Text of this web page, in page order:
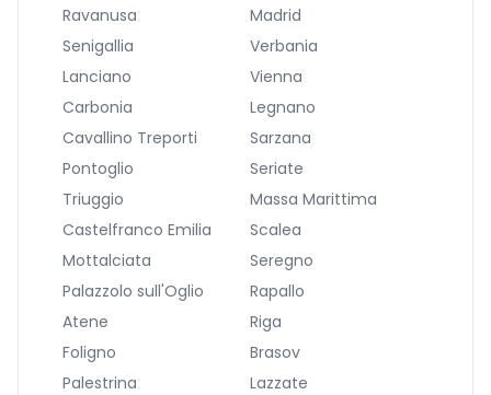
Ravanusa
Madrid
Senigallia
Verbania
Lanciano
Vienna
Carbonia
Legnano
Cavallino Treporti
Sarzana
Pontoglio
Seriate
Triuggio
Massa Marittima
Castelfranco Emilia
Scalea
Mottalciata
Seregno
Palazzolo sull'Oglio
Rapallo
Atene
Riga
Foligno
Brasov
Palestrina
Lazzate